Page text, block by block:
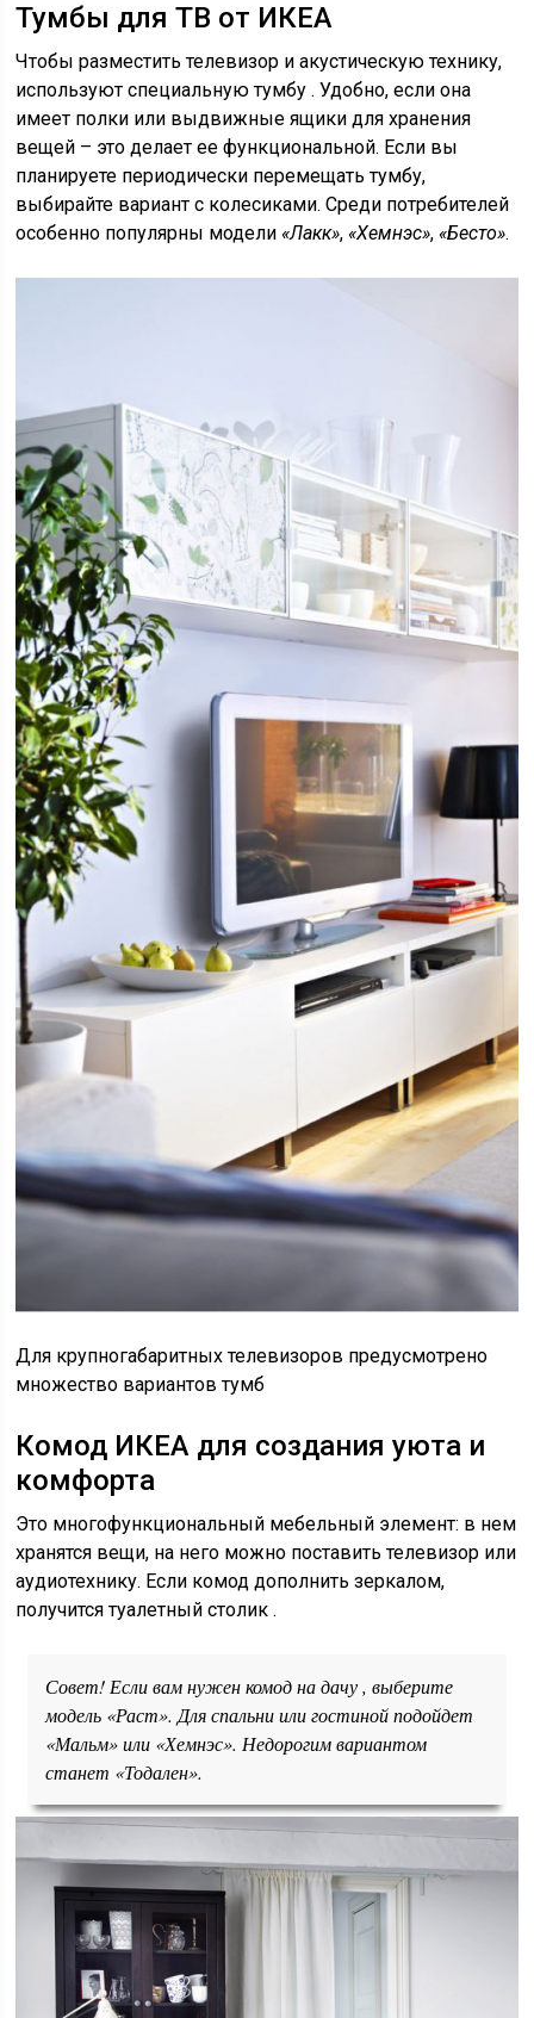
Тумбы для ТВ от ИКЕА
Чтобы разместить телевизор и акустическую технику,
используют специальную тумбу . Удобно, если она
имеет полки или выдвижные ящики для хранения
вещей – это делает ее функциональной. Если вы
планируете периодически перемещать тумбу,
выбирайте вариант с колесиками. Среди потребителей
особенно популярны модели«Лакк»,«Хемнэс»,«Бесто».
Для крупногабаритных телевизоров предусмотрено
множество вариантов тумб
Комод ИКЕА для создания уюта и
комфорта
Это многофункциональный мебельный элемент: в нем
хранятся вещи, на него можно поставить телевизор или
аудиотехнику. Если комод дополнить зеркалом,
получится туалетный столик .
Совет! Если вам нужен комод на дачу , выберите
модель «Раст». Для спальни или гостиной подойдет
«Мальм» или «Хемнэс». Недорогим вариантом
станет «Тодален».